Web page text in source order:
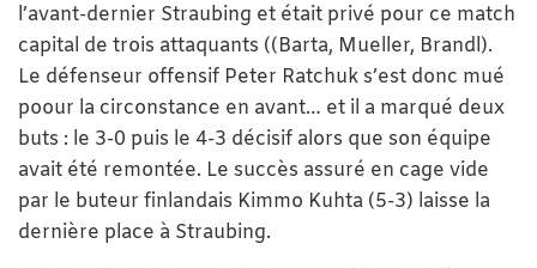
l’avant-dernier Straubing et était privé pour ce match
capital de trois attaquants ((Barta, Mueller, Brandl).
Le défenseur offensif Peter Ratchuk s’est donc mué
poour la circonstance en avant… et il a marqué deux
buts : le 3-0 puis le 4-3 décisif alors que son équipe
avait été remontée. Le succès assuré en cage vide
par le buteur finlandais Kimmo Kuhta (5-3) laisse la
dernière place à Straubing.